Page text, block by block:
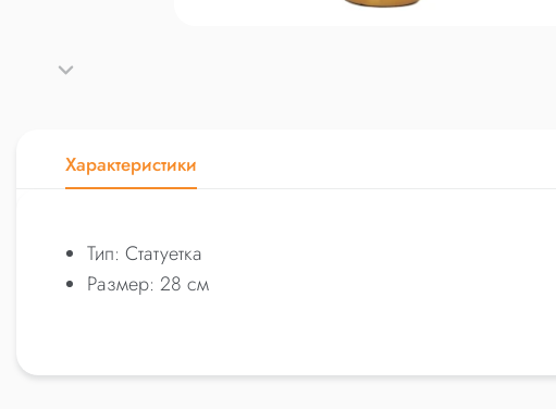
Характеристики
Тип: Статуетка
Размер: 28 см